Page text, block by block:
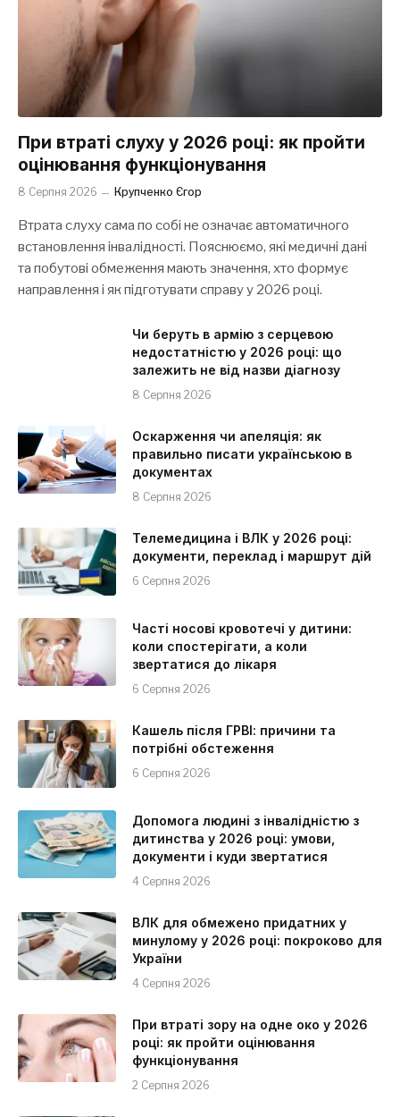
При втраті слуху у 2026 році: як пройти
оцінювання функціонування
8 Серпня 2026 Крупченко Єгор
Втрата слуху сама по собі не означає автоматичного
встановлення інвалідності. Пояснюємо, які медичні дані
та побутові обмеження мають значення, хто формує
направлення і як підготувати справу у 2026 році.
Чи беруть в армію з серцевою
недостатністю у 2026 році: що
залежить не від назви діагнозу
8 Серпня 2026
Оскарження чи апеляція: як
правильно писати українською в
документах
8 Серпня 2026
Телемедицина і ВЛК у 2026 році:
документи, переклад і маршрут дій
6 Серпня 2026
Часті носові кровотечі у дитини:
коли спостерігати, а коли
звертатися до лікаря
6 Серпня 2026
Кашель після ГРВІ: причини та
потрібні обстеження
6 Серпня 2026
Допомога людині з інвалідністю з
дитинства у 2026 році: умови,
документи і куди звертатися
4 Серпня 2026
ВЛК для обмежено придатних у
минулому у 2026 році: покроково для
України
4 Серпня 2026
При втраті зору на одне око у 2026
році: як пройти оцінювання
функціонування
2 Серпня 2026